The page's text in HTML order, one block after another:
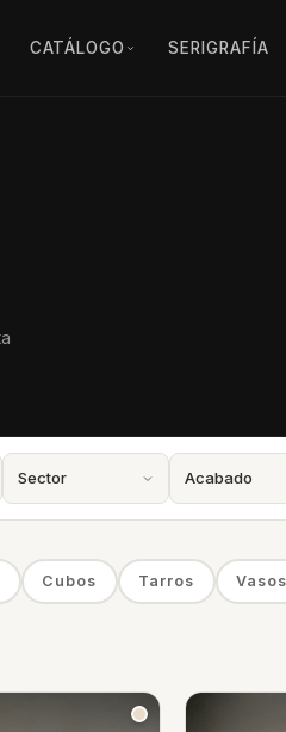
CATÁLOGO SERIGRAFÍA
Cubos Tarros Vasos